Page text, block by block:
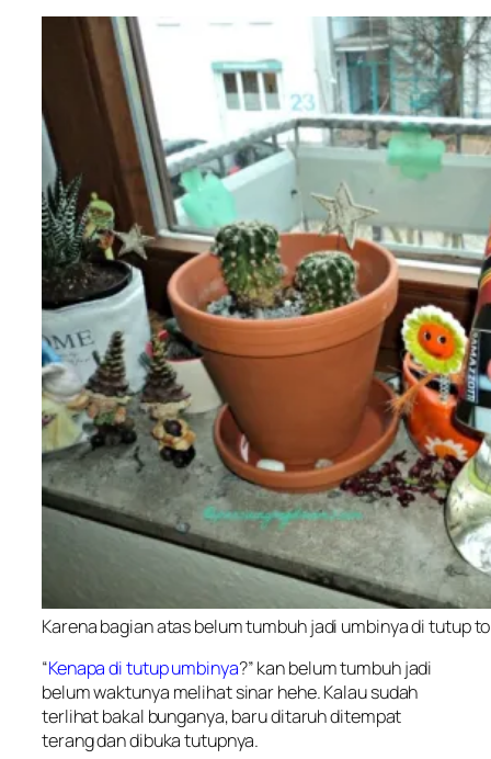
Karena bagian atas belum tumbuh jadi umbinya di tutup
“Kenapa di tutup umbinya?” kan belum tumbuh jadi
belum waktunya melihat sinar hehe. Kalau sudah
terlihat bakal bunganya, baru ditaruh ditempat
terang dan dibuka tutupnya.